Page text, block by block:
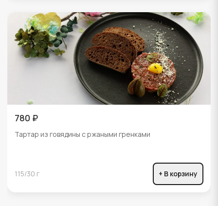
780 ₽
Тартар из говядины с ржаными гренками
115/30 г + В корзину